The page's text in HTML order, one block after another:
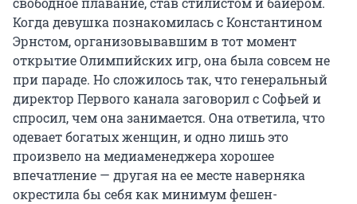
Когда девушка познакомилась с Константином
Эрнстом, организовывавшим в тот момент
открытие Олимпийских игр, она была совсем не
при параде. Но сложилось так, что генеральный
директор Первого канала заговорил с Софьей и
спросил, чем она занимается. Она ответила, что
одевает богатых женщин, и одно лишь это
произвело на медиаменеджера хорошее
впечатление — другая на ее месте наверняка
окрестила бы себя как минимум фешен-